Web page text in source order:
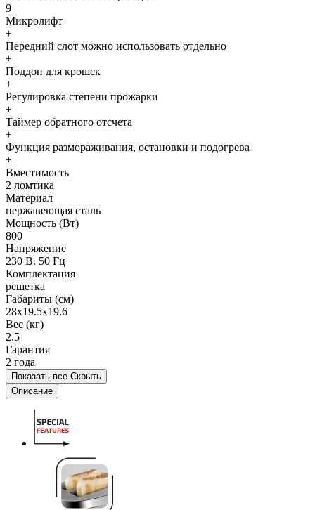
9
Микролифт
+
Передний слот можно использовать отдельно
+
Поддон для крошек
+
Регулировка степени прожарки
+
Таймер обратного отсчета
+
Функция размораживания, остановки и подогрева
+
Вместимость
2 ломтика
Материал
нержавеющая сталь
Мощность (Вт)
800
Напряжение
230 В. 50 Гц
Комплектация
решетка
Габариты (см)
28х19.5х19.6
Вес (кг)
2.5
Гарантия
2 года
Показать все Скрыть
Описание